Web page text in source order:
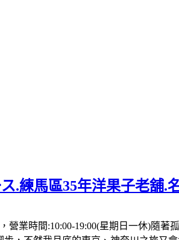
.練馬區35年洋果子老舖.
營業時間:10:00-19:00(星期日一休)隨